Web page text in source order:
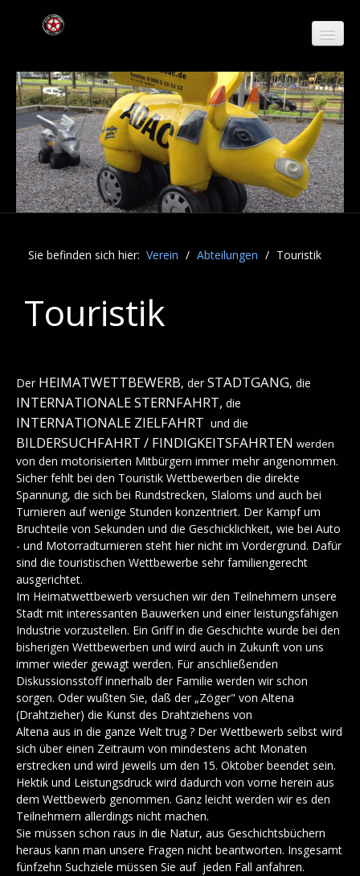
Verein
Abteilungen
Verkehr
Touristik
Motorrad
Wassersport
Boule
Oldtimerrallye
Kontakt
Impressum
INTERN
Sie befinden sich hier: Verein / Abteilungen / Touristik
Touristik
Der HEIMATWETTBEWERB, der STADTGANG, die
INTERNATIONALE STERNFAHRT, die
INTERNATIONALE ZIELFAHRT und die
BILDERSUCHFAHRT / FINDIGKEITSFAHRTEN werden
von den motorisierten Mitbürgern immer mehr angenommen.
Sicher fehlt bei den Touristik Wettbewerben die direkte
Spannung, die sich bei Rundstrecken, Slaloms und auch bei
Turnieren auf wenige Stunden konzentriert. Der Kampf um
Bruchteile von Sekunden und die Geschicklichkeit, wie bei Auto
- und Motorradturnieren steht hier nicht im Vordergrund. Dafür
sind die touristischen Wettbewerbe sehr familiengerecht
ausgerichtet.
Im Heimatwettbewerb versuchen wir den Teilnehmern unsere
Stadt mit interessanten Bauwerken und einer leistungsfähigen
Industrie vorzustellen. Ein Griff in die Geschichte wurde bei den
bisherigen Wettbewerben und wird auch in Zukunft von uns
immer wieder gewagt werden. Für anschließenden
Diskussionsstoff innerhalb der Familie werden wir schon
sorgen. Oder wußten Sie, daß der „Zöger" von Altena
(Drahtzieher) die Kunst des Drahtziehens von
Altena aus in die ganze Welt trug ? Der Wettbewerb selbst wird
sich über einen Zeitraum von mindestens acht Monaten
erstrecken und wird jeweils um den 15. Oktober beendet sein.
Hektik und Leistungsdruck wird dadurch von vorne herein aus
dem Wettbewerb genommen. Ganz leicht werden wir es den
Teilnehmern allerdings nicht machen.
Sie müssen schon raus in die Natur, aus Geschichtsbüchern
heraus kann man unsere Fragen nicht beantworten. Insgesamt
fünfzehn Suchziele müssen Sie auf jeden Fall anfahren.